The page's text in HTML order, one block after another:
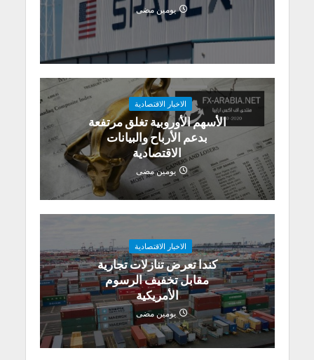
يومين مضى
الاخبار الاقتصادية
الأسهم الأوروبية تغلق مرتفعة
بدعم الأرباح والبيانات
الاقتصادية
يومين مضى
الاخبار الاقتصادية
كندا تعرض تنازلات تجارية
مقابل تخفيف الرسوم
الأمريكية
يومين مضى